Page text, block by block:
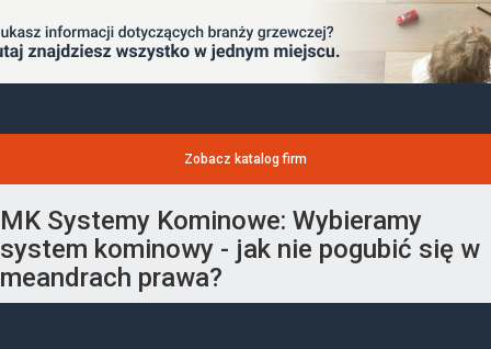
Zobacz katalog firm
MK Systemy Kominowe: Wybieramy
system kominowy - jak nie pogubić się w
meandrach prawa?